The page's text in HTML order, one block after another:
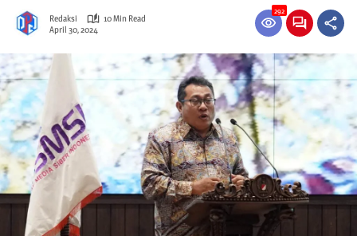
Redaksi
10 Min Read
April 30, 2024
292